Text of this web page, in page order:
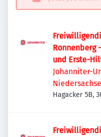
Ronnenberg
und Erste-
Johanniter-
Hagacker 5B,